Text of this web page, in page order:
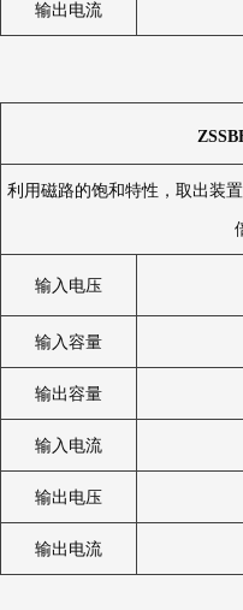
输出电流
利用磁路的饱和特性，取出装
输入电压
输入容量
输出容量
输入电流
输出电压
输出电流